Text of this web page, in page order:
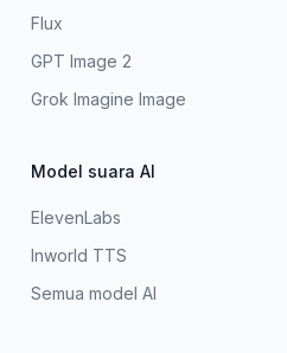
Flux
GPT Image 2
Grok Imagine Image
Model suara AI
ElevenLabs
Inworld TTS
Semua model AI